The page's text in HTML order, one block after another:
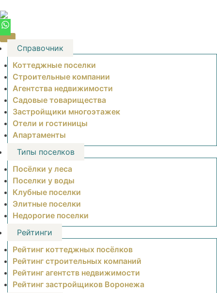
to
content
Справочник
Коттеджные поселки
Строительные компании
Агентства недвижимости
Садовые товарищества
Застройщики многоэтажек
Отели и гостиницы
Апартаменты
Типы поселков
Посёлки у леса
Поселки у воды
Клубные поселки
Элитные поселки
Недорогие поселки
Рейтинги
Рейтинг коттеджных посёлков
Рейтинг строительных компаний
Рейтинг агентств недвижимости
Рейтинг застройщиков Воронежа